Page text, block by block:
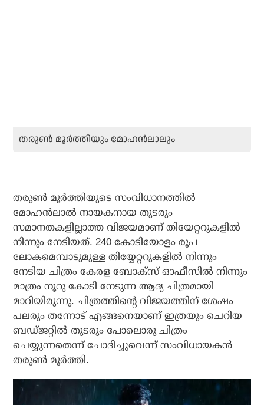
തരുണ്‍ മൂര്‍ത്തിയും മോഹന്‍ലാലും
തരുണ്‍ മൂര്‍ത്തിയുടെ സംവിധാനത്തില്‍
മോഹന്‍ലാല്‍ നായകനായ തുടരും
സമാനതകളില്ലാത്ത വിജയമാണ് തിയേറ്ററുകളില്‍
നിന്നും നേടിയത്. 240 കോടിയോളം രൂപ
ലോകമെമ്പാടുമുള്ള തിയ്യേറ്ററുകളില്‍ നിന്നും
നേടിയ ചിത്രം കേരള ബോക്‌സ് ഓഫീസില്‍ നിന്നും
മാത്രം നൂറു കോടി നേടുന്ന ആദ്യ ചിത്രമായി
മാറിയിരുന്നു. ചിത്രത്തിന്റെ വിജയത്തിന് ശേഷം
പലരും തന്നോട് എങ്ങനെയാണ് ഇത്രയും ചെറിയ
ബഡ്ജറ്റില്‍ തുടരും പോലൊരു ചിത്രം
ചെയ്യുന്നതെന്ന് ചോദിച്ചുവെന്ന് സംവിധായകന്‍
തരുണ്‍ മൂര്‍ത്തി.